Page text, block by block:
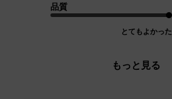
品質
とてもよかった
もっと見る